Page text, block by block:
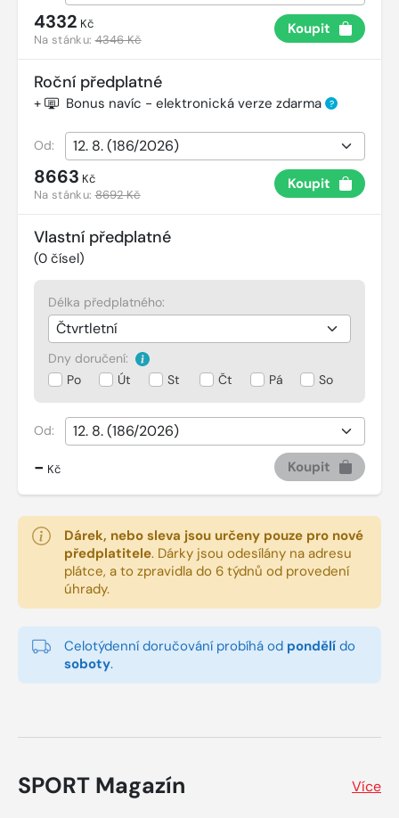
4332 Kč
Na stánku:4346 Kč
Koupit
Roční předplatné
+ Bonus navíc - elektronická verze zdarma ?
Od:
8663 Kč
Na stánku:8692 Kč
Koupit
Vlastní předplatné
(0 čísel)
Délka předplatného:
Dny doručení:
Po
Út St Čt Pá So
Od:
- Kč Koupit
Dárek, nebo sleva jsou určeny pouze pro nové
předplatitele. Dárky jsou odesílány na adresu
plátce, a to zpravidla do 6 týdnů od provedení
úhrady.
Celotýdenní doručování probíhá od pondělí do
soboty.
SPORT Magazín Více